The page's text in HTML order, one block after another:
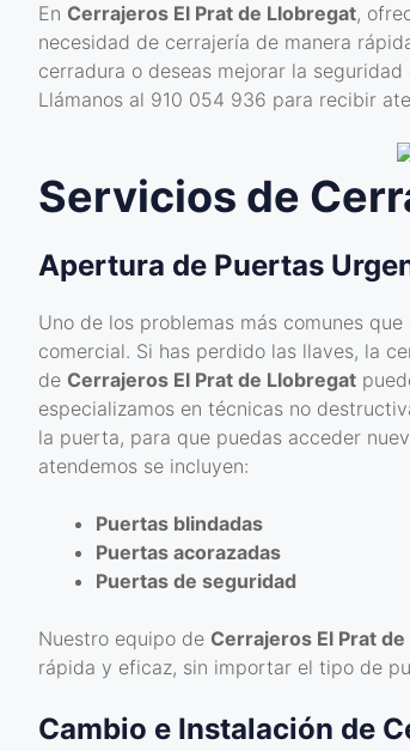
En Cerrajeros El Prat de Llobregat,
necesidad de cerrajería de manera
cerradura o deseas mejorar la
Llámanos al 910 054 936 para recibir
Servicios de
Apertura de Puertas
Uno de los problemas más comunes
comercial. Si has perdido las llaves, la
de Cerrajeros El Prat de Llobregat
especializamos en técnicas no
la puerta, para que puedas acceder
atendemos se incluyen:
Puertas blindadas
Puertas acorazadas
Puertas de seguridad
Nuestro equipo de Cerrajeros El Prat
rápida y eficaz, sin importar el tipo de
Cambio e Instalación de